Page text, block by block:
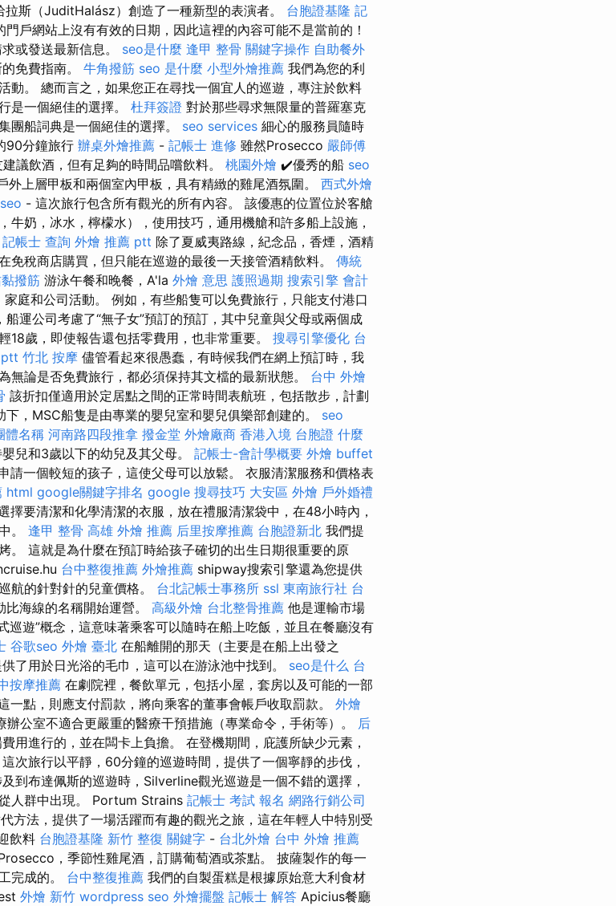
拉斯（JuditHalász）創造了一種新型的表演者。 台胞證基隆 記
戶網站上沒有有效的日期，因此這裡的內容可能不是當前的！
或發送最新信息。 seo是什麼 逢甲 整骨 關鍵字操作 自助餐外
免費指南。 牛角撥筋 seo 是什麼 小型外燴推薦 我們為您的利
動。 總而言之，如果您正在尋找一個宜人的巡遊，專注於飲料
是一個絕佳的選擇。 杜拜簽證 對於那些尋求無限量的普羅塞克
團船詞典是一個絕佳的選擇。 seo services 細心的服務員隨時
90分鐘旅行 辦桌外燴推薦 - 記帳士 進修 雖然Prosecco 嚴師傅
議飲酒，但有足夠的時間品嚐飲料。 桃園外燴 ✔️優秀的船 seo
外上層甲板和兩個室內甲板，具有精緻的雞尾酒氛圍。 西式外燴
- 這次旅行包含所有觀光的所有內容。 該優惠的位置位於客艙
牛奶，冰水，檸檬水），使用技巧，通用機艙和許多船上設施，
記帳士 查詢 外燴 推薦 ptt 除了夏威夷路線，紀念品，香煙，酒精
免稅商店購買，但只能在巡遊的最後一天接管酒精飲料。 傳統
撥筋 游泳午餐和晚餐，A'la 外燴 意思 護照過期 搜索引擎 會計
庭和公司活動。 例如，有些船隻可以免費旅行，只能支付港口
船運公司考慮了“無子女”預訂的預訂，其中兒童與父母或兩個成
18歲，即使報告還包括零費用，也非常重要。 搜尋引擎優化 台
竹北 按摩 儘管看起來很愚蠢，有時候我們在網上預訂時，我
無論是否免費旅行，都必須保持其文檔的最新狀態。 台中 外燴
該折扣僅適用於定居點之間的正常時間表航班，包括散步，計劃
，MSC船隻是由專業的嬰兒室和嬰兒俱樂部創建的。 seo
體名稱 河南路四段推拿 撥金堂 外燴廠商 香港入境 台胞證 什麼
兒和3歲以下的幼兒及其父母。 記帳士-會計學概要 外燴 buffet
請一個較短的孩子，這使父母可以放鬆。 衣服清潔服務和價格表
html google關鍵字排名 google 搜尋技巧 大安區 外燴 戶外婚禮
擇要清潔和化學清潔的衣服，放在禮服清潔袋中，在48小時內，
。 逢甲 整骨 高雄 外燴 推薦 后里按摩推薦 台胞證新北 我們提
。 這就是為什麼在預訂時給孩子確切的出生日期很重要的原
台中整復推薦 外燴推薦 shipway搜索引擎還為您提供
航的針對針的兒童價格。 台北記帳士事務所 ssl 東南旅行社 台
海線的名稱開始運營。 高級外燴 台北整骨推薦 他是運輸市場
巡遊”概念，這意味著乘客可以隨時在船上吃飯，並且在餐廳沒有
谷歌seo 外燴 臺北 在船離開的那天（主要是在船上出發之
了用於日光浴的毛巾，這可以在游泳池中找到。 seo是什么 台
按摩推薦 在劇院裡，餐飲單元，包括小屋，套房以及可能的一部
一點，則應支付罰款，將向乘客的董事會帳戶收取罰款。 外燴
辦公室不適合更嚴重的醫療干預措施（專業命令，手術等）。 后
用進行的，並在闆卡上負擔。 在登機期間，庇護所缺少元素，
次旅行以平靜，60分鐘的巡遊時間，提供了一個寧靜的步伐，
到布達佩斯的巡遊時，Silverline觀光巡遊是一個不錯的選擇，
人群中出現。 Portum Strains 記帳士 考試 報名 網路行銷公司
方法，提供了一場活躍而有趣的觀光之旅，這在年輕人中特別受
飲料 台胞證基隆 新竹 整復 關鍵字 - 台北外燴 台中 外燴 推薦
，季節性雞尾酒，訂購葡萄酒或茶點。 披薩製作的每一
完成的。 台中整復推薦 我們的自製蛋糕是根據原始意大利食材
外燴 新竹 wordpress seo 外燴擺盤 記帳士 解答 Apicius餐廳